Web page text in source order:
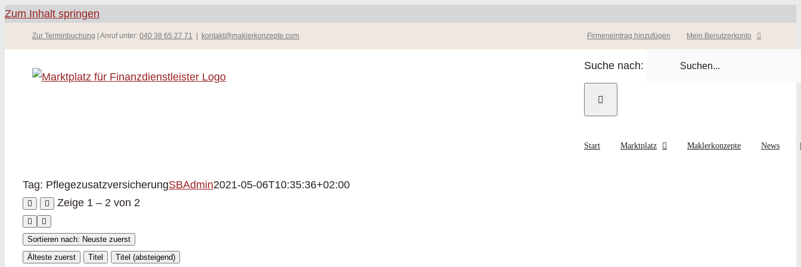
Zum Inhalt springen
Zur Terminbuchung | Anruf unter: 040 38 65 27 71 kontakt@maklerkonzepte.com Firmeneintrag hinzufügen Mein Benutzerkonto
Suche nach:
Start Marktplatz Maklerkonzepte News
Tag: PflegezusatzversicherungSBAdmin2021-05-06T10:35:36+02:00
Zeige 1 – 2 von 2
Sortieren nach: Neuste zuerst
Älteste zuerst
Titel Titel (absteigend)